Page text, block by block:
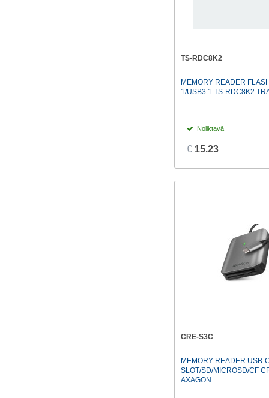
TS-RDC8K2
MEMORY READER
1/USB3.1 TS-RDC8K2
Noliktavā
€ 15.23
CRE-S3C
MEMORY READER USB-
SLOT/SD/MICROSD/CF
AXAGON